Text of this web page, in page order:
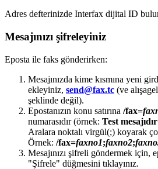
Adres defterinizde Interfax dijital ID
Mesajınızı şifreleyiniz
Eposta ile faks gönderirken:
Mesajınızda kime kısmına yeni
ekleyiniz, send@fax.tc (ve
şeklinde değil).
Epostanızın konu satırına /fax=
numarasıdır (örnek: Test
Aralara noktalı virgül(;) koyarak
Örnek: /fax=faxno1;faxno2;
Mesajınızı şifreli göndermek için,
"Şifrele" düğmesini tıklayınız.